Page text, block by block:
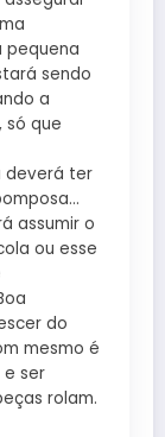
pequena
sendo
a
só que
deverá ter
assumir o
ou esse
do
mesmo é
ser
rolam.